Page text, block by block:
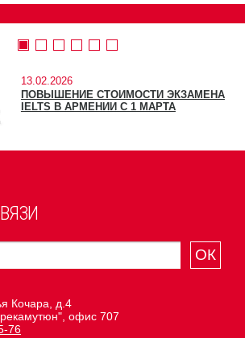
13.02.2026
ПОВЫШЕНИЕ СТОИМОСТИ ЭКЗАМЕНА
IELTS В АРМЕНИИ С 1 МАРТА
ОК
Кочара, д.4
офис 707
76